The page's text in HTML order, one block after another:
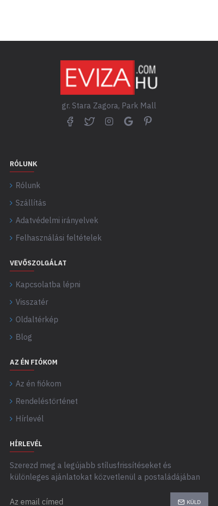
gr. Stara Zagora, Park Mall
RÓLUNK
Rólunk
Szállítás
Adatvédelmi irányelvek
Felhasználási feltételek
VEVŐSZOLGÁLAT
Kapcsolatba lépni
Visszatér
Oldaltérkép
Blog
AZ ÉN FIÓKOM
Az én fiókom
Rendeléstörténet
Hírlevél
HÍRLEVÉL
Szerezd meg a legújabb stílusfrissítéseket és
különleges ajánlatokat közvetlenül a postaládájában
KÜLD